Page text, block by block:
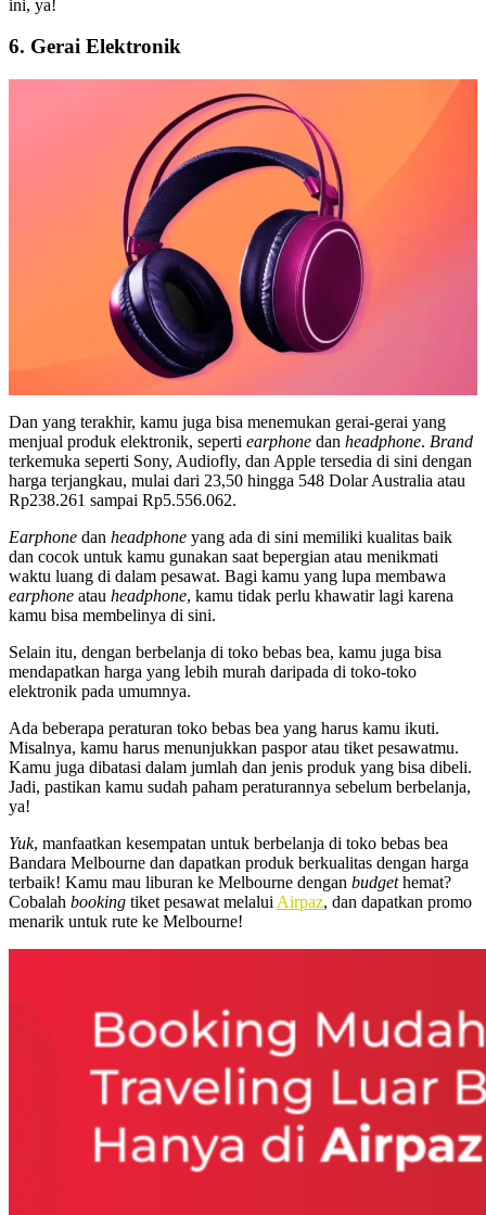
ini, ya!
6. Gerai Elektronik
Dan yang terakhir, kamu juga bisa menemukan gerai-gerai yang
menjual produk elektronik, seperti earphone dan headphone. Brand
terkemuka seperti Sony, Audiofly, dan Apple tersedia di sini dengan
harga terjangkau, mulai dari 23,50 hingga 548 Dolar Australia atau
Rp238.261 sampai Rp5.556.062.
Earphone dan headphone yang ada di sini memiliki kualitas baik
dan cocok untuk kamu gunakan saat bepergian atau menikmati
waktu luang di dalam pesawat. Bagi kamu yang lupa membawa
earphone atau headphone, kamu tidak perlu khawatir lagi karena
kamu bisa membelinya di sini.
Selain itu, dengan berbelanja di toko bebas bea, kamu juga bisa
mendapatkan harga yang lebih murah daripada di toko-toko
elektronik pada umumnya.
Ada beberapa peraturan toko bebas bea yang harus kamu ikuti.
Misalnya, kamu harus menunjukkan paspor atau tiket pesawatmu.
Kamu juga dibatasi dalam jumlah dan jenis produk yang bisa dibeli.
Jadi, pastikan kamu sudah paham peraturannya sebelum berbelanja,
ya!
Yuk, manfaatkan kesempatan untuk berbelanja di toko bebas bea
Bandara Melbourne dan dapatkan produk berkualitas dengan harga
terbaik! Kamu mau liburan ke Melbourne dengan budgethemat?
Cobalah booking tiket pesawat melalui Airpaz, dan dapatkan promo
menarik untuk rute ke Melbourne!